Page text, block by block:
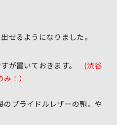
せるようになりました。
が置いておきます。
(渋谷
！）
ブライドルレザーの鞄。や